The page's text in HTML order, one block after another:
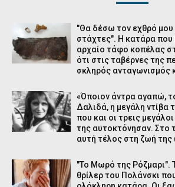
"Θα δέσω τον εχθρό μου
στάχτες". Η κατάρα
αρχαίο τάφο κοπέλας
ότι στις ταβέρνες της
σκληρός ανταγωνισμός
«Όποιον άντρα αγαπώ,
Δαλιδά, η μεγάλη ντίβα
που και οι τρεις
της αυτοκτόνησαν. Στο
αυτή τέλος στη ζωή της
"Το Μωρό της Ρόζμαρι".
θρίλερ του Πολάνσκι